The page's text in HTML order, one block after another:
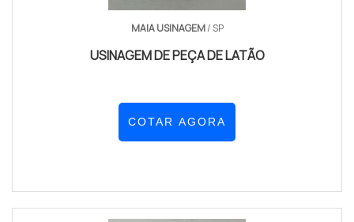
MAIA USINAGEM/ SP
USINAGEM DE PEÇA DE LATÃO
COTAR AGORA